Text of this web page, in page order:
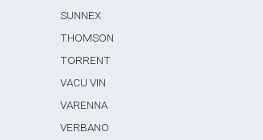
SUNNEX
THOMSON
TORRENT
VACU VIN
VARENNA
VERBANO